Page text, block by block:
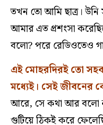
তখন তো আমি ছাত্র। উনি
আমার এত প্রশংসা
বলো? পরে রেডিওতেও
এই মোহরদিরই তো
মধ্যেই। সেই জীবনের
আরে, সে কথা আর বলো
গুটিয়ে ঠিকই করে